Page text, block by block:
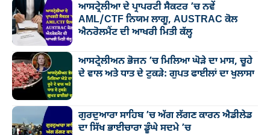
ਆਸਟ੍ਰੇਲੀਆ ਦੇ ਪ੍ਰਾਪਰਟੀ ਸੈਕਟਰ ’ਚ ਨਵੇਂ
AML/CTF ਨਿਯਮ ਲਾਗੂ, AUSTRAC ਕੋਲ
ਐਨਰੋਲਮੈਂਟ ਦੀ ਆਖਰੀ ਮਿਤੀ ਕੱਲ੍ਹ
ਆਸਟ੍ਰੇਲੀਅਨ ਭੋਜਨ ’ਚ ਮਿਲਿਆ ਘੋੜੇ ਦਾ ਮਾਸ, ਚੂਹੇ
ਦੇ ਵਾਲ ਅਤੇ ਧਾਤ ਦੇ ਟੁਕੜੇ: ਗੁਪਤ ਫਾਈਲਾਂ ਦਾ ਖੁਲਾਸਾ
ਗੁਰਦੁਆਰਾ ਸਾਹਿਬ ’ਚ ਅੱਗ ਲੱਗਣ ਕਾਰਨ ਐਡੀਲੇਡ
ਦਾ ਸਿੱਖ ਭਾਈਚਾਰਾ ਡੂੰਘੇ ਸਦਮੇ ’ਚ